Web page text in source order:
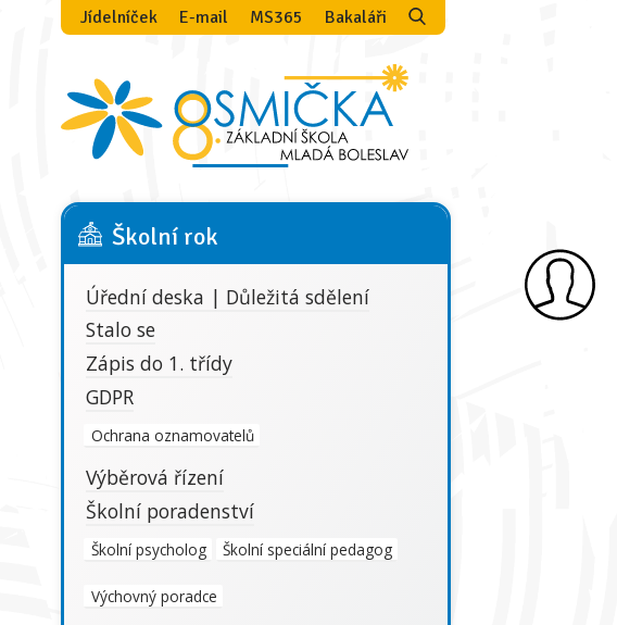
Jídelníček E-mail MS365 Bakaláři
Školní rok
Úřední deska | Důležitá sdělení
Stalo se
Zápis do 1. třídy
GDPR
Ochrana oznamovatelů
Výběrová řízení
Školní poradenství
Školní psycholog Školní speciální pedagog
Výchovný poradce